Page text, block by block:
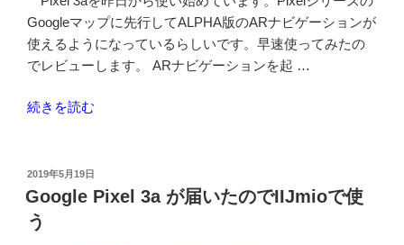
ー”
の
Googleマップに先行してALPHA版のARナビゲーションが
使えるようになっているらしいです。早速使ってみたの
でレビューします。 ARナビゲーションを起 …
“Google
で
AR
ナ
ビ
続きを読む
投
稿
日:
2019年5月19日
Google Pixel 3a が届いたのでIIJmioで使
う